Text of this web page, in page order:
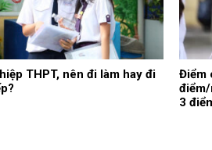
THPT, nên đi làm hay đi
Điểm
3